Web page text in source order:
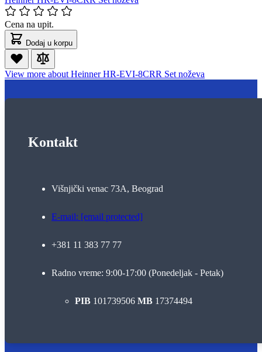
Cena na upit.
Dodaj u korpu
View more about Heinner HR-EVI-8CRR Set noževa
Kontakt
Višnjički venac 73A, Beograd
E-mail: [email protected]
+381 11 383 77 77
Radno vreme: 9:00-17:00 (Ponedeljak - Petak)
PIB 101739506 MB 17374494